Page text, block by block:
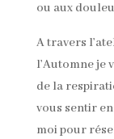
ou aux
A travers
l’Automne je
de la
vous sentir
moi pour